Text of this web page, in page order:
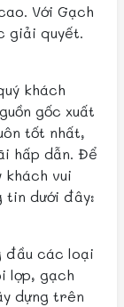
Với Gạch
giải quyết.
khách
gốc xuất
tốt nhất,
hấp dẫn. Để
khách vui
tin dưới đây:
đầu các loại
lợp, gạch
dựng trên